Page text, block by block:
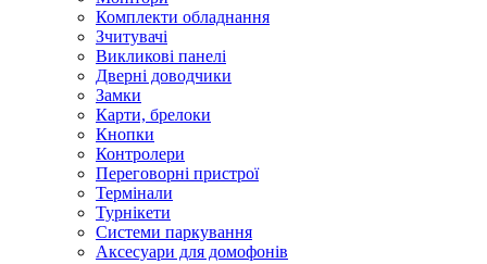
Комплекти обладнання
Зчитувачі
Викликові панелі
Дверні доводчики
Замки
Карти, брелоки
Кнопки
Контролери
Переговорні пристрої
Термінали
Турнікети
Системи паркування
Аксесуари для домофонів